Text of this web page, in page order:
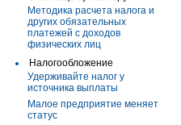
Методика расчета налога и
других обязательных
платежей с доходов
физических лиц
Налогообложение
Удерживайте налог у
источника выплаты
Малое предприятие меняет
статус